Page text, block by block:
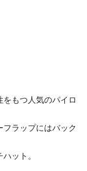
もつ人気のパイロ
ラップにはバック
ット。